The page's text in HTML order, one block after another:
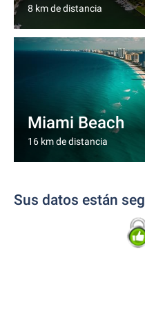
8 km de distancia
Miami Beach
16 km de distancia
Sus datos están